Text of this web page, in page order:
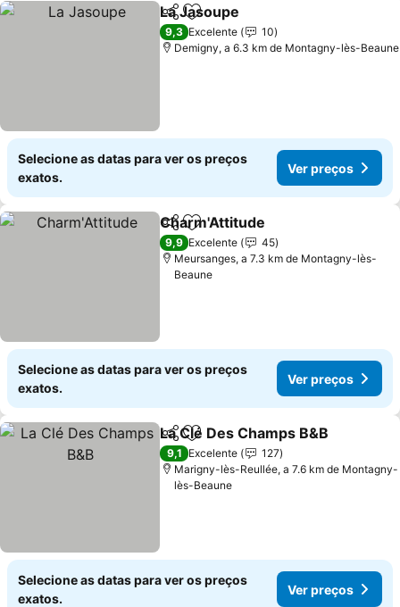
PartilharAdicionar aos favoritos
La Jasoupe
9,3 Excelente
10
Demigny, a 6.3 km de Montagny-lès-Beaune
Selecione as datas para ver os preços
exatos.
Ver preços
PartilharAdicionar aos favoritos
Charm'Attitude
9,9 Excelente
45
Meursanges, a 7.3 km de Montagny-lès-
Beaune
Selecione as datas para ver os preços
exatos.
Ver preços
PartilharAdicionar aos favoritos
La Clé Des Champs B&B
9,1 Excelente
127
Marigny-lès-Reullée, a 7.6 km de Montagny-
lès-Beaune
Selecione as datas para ver os preços
exatos.
Ver preços